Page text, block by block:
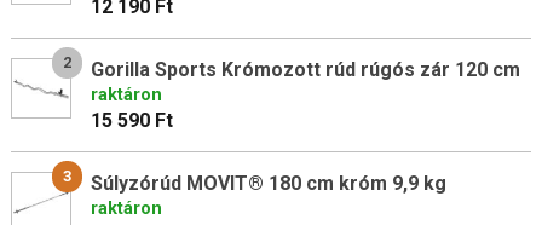
12 190 Ft
2 Gorilla Sports Krómozott rúd rúgós zár 120 cm
raktáron
15 590 Ft
3 Súlyzórúd MOVIT® 180 cm króm 9,9 kg
raktáron